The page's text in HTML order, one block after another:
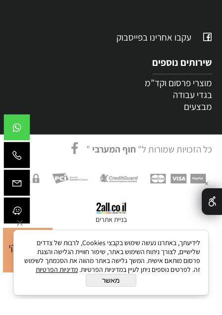
עקבו אחרינו בפייסבוק
שירותים נוספים
מוצרי פרסום וקד”מ
בגדי עבודה
מבצעים
כל הזכויות שמורות ל" חוף המערבי "
בניית אתרים
✕
לידיעתך, באתרנו נעשה שימוש בקבצי Cookies, לרבות של צדדים
שלישיים, לצורך ניתוח השימוש באתר, שיפור חוויית הגלישה והצגת
פרסום מותאם אישית. המשך גלישה באתר מהווה את הסכמתך לשימוש
זה. לפרטים נוספים ניתן לעיין במדיניות הפרטיות. מדיניות הפרטיות
מאשר